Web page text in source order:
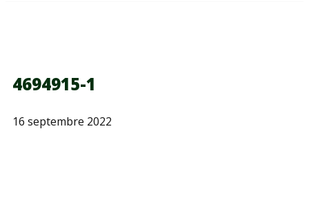
4694915-1
16 septembre 2022